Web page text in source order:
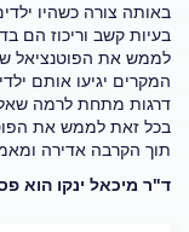
באותה צורה כשהיו
בעיות קשב וריכוז הם
לממש את הפוטנציאל
המקרים יגיעו אותם
דרגות מתחת לרמה
בכל זאת לממש את
תוך הקרבה אדירה
ד"ר מיכאל ינקו הוא